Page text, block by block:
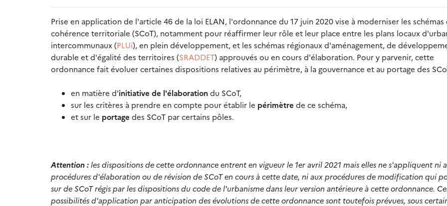
Prise en application de l'article 46 de la loi ELAN, l'ordonnance du 17 juin 2020 vise à moderniser les schémas
cohérence territoriale (SCoT), notamment pour réaffirmer leur rôle et leur place entre les plans locaux
intercommunaux (PLUi), en plein développement, et les schémas régionaux d'aménagement, de
durable et d'égalité des territoires (SRADDET) approuvés ou en cours d'élaboration. Pour y parvenir, cette
ordonnance fait évoluer certaines dispositions relatives au périmètre, à la gouvernance et au portage des
en matière d'initiative de l'élaborationdu SCoT,
sur les critères à prendre en compte pour établir le périmètre de ce schéma,
et sur le portage des SCoT par certains pôles.
Attention :les dispositions de cette ordonnance entrent en vigueur le 1er avril 2021 mais elles ne s'appliquent ni
procédures d'élaboration ou de révision de SCoT en cours à cette date, ni aux procédures de modification qui
sur de SCoT régis par les dispositions du code de l'urbanisme dans leur version antérieure à cette ordonnance.
possibilités d'application par anticipation des évolutions de cette ordonnance sont toutefois prévues, sous